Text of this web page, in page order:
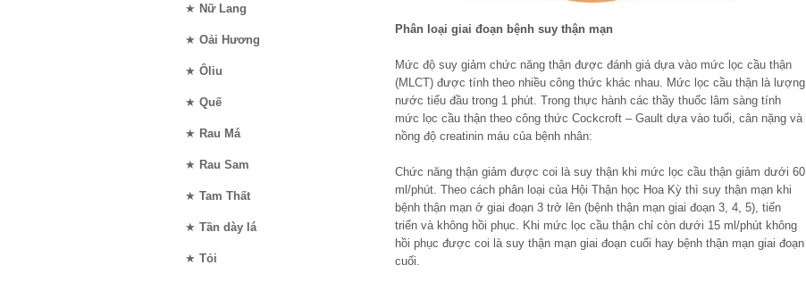
Phân loại giai đoạn bệnh suy thận mạn
Mức độ suy giảm chức năng thận được đánh giá dựa vào mức lọc cầu thận
(MLCT) được tính theo nhiều công thức khác nhau. Mức lọc cầu thận là lượng
nước tiểu đầu trong 1 phút. Trong thực hành các thầy thuốc lâm sàng tính
mức lọc cầu thận theo công thức Cockcroft – Gault dựa vào tuổi, cân nặng và
nồng độ creatinin máu của bệnh nhân:
Chức năng thận giảm được coi là suy thận khi mức lọc cầu thận giảm dưới 60
ml/phút. Theo cách phân loại của Hội Thận học Hoa Kỳ thì suy thận mạn khi
bệnh thận mạn ở giai đoạn 3 trở lên (bệnh thận mạn giai đoạn 3, 4, 5), tiến
triển và không hồi phục. Khi mức lọc cầu thận chỉ còn dưới 15 ml/phút không
hồi phục được coi là suy thận mạn giai đoạn cuối hay bệnh thận mạn giai đoạn
cuối.
★ Nữ Lang
★ Oải Hương
★ Ôliu
★ Quế
★ Rau Má
★ Rau Sam
★ Tam Thất
★ Tần dày lá
★ Tỏi